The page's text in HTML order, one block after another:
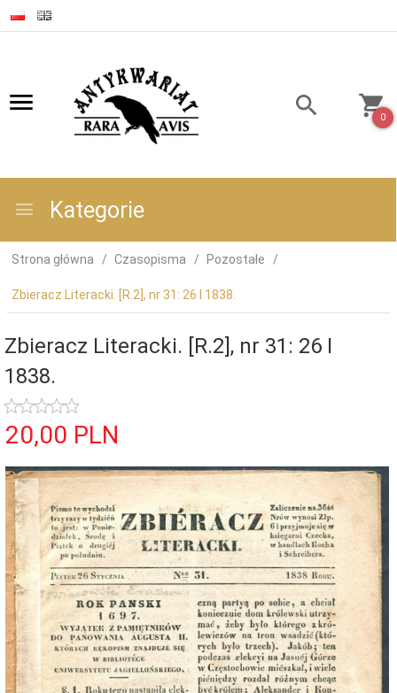
0
Kategorie
Strona główna Czasopisma Pozostałe
Zbieracz Literacki. [R.2], nr 31: 26 I 1838.
Zbieracz Literacki. [R.2], nr 31: 26 I
1838.
20,00 PLN